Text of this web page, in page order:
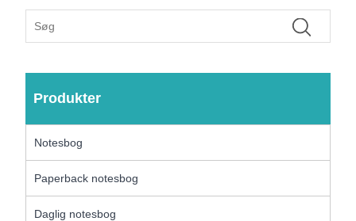
Produkter
Notesbog
Paperback notesbog
Daglig notesbog